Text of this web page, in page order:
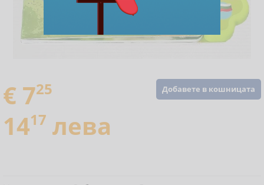
Добавете в кошницата
€ 725
1417 лева